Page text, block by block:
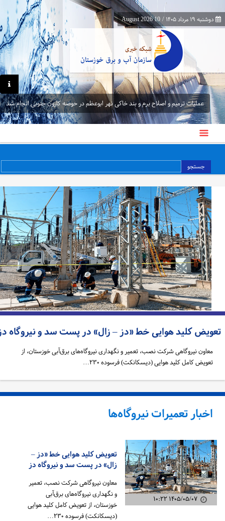
دوشنبه ۱۹ مرداد ۱۴۰۵ /
10 August 2026
عملیات ترمیم و اصلاح برم و بند خاکی نهر ابوعظم در حوضه کارون جنوبی انجام شد
جستجو
کلید هوایی خط «دز – زال» در پست سد و نیروگاه دز
معاون نیروگاهی شرکت نصب، تعمیر و نگهداری نیروگاه‌های برق‌آبی خوزستان، از
تعویض کامل کلید هوایی (دیسکانکت) فرسوده ۲۳۰…
اخبار تعمیرات نیروگاه‌ها
۱۴۰۵/۰۵/۰۷ ۱۰:۲۲
تعویض کلید هوایی خط «دز –
زال» در پست سد و نیروگاه دز
معاون نیروگاهی شرکت نصب، تعمیر
و نگهداری نیروگاه‌های برق‌آبی
خوزستان، از تعویض کامل کلید هوایی
(دیسکانکت) فرسوده ۲۳۰…